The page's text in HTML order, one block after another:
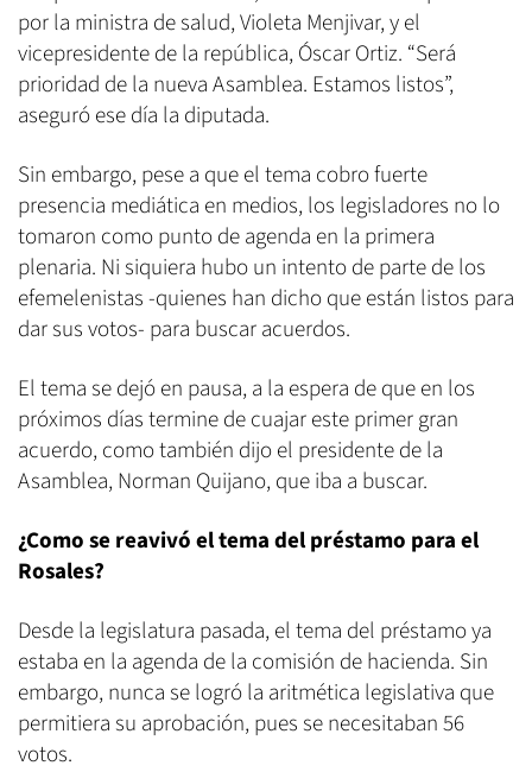
por la ministra de salud, Violeta Menjivar, y el
vicepresidente de la república, Óscar Ortiz. “Será
prioridad de la nueva Asamblea. Estamos listos”,
aseguró ese día la diputada.
Sin embargo, pese a que el tema cobro fuerte
presencia mediática en medios, los legisladores no lo
tomaron como punto de agenda en la primera
plenaria. Ni siquiera hubo un intento de parte de los
efemelenistas -quienes han dicho que están listos para
dar sus votos- para buscar acuerdos.
El tema se dejó en pausa, a la espera de que en los
próximos días termine de cuajar este primer gran
acuerdo, como también dijo el presidente de la
Asamblea, Norman Quijano, que iba a buscar.
¿Como se reavivó el tema del préstamo para el
Rosales?
Desde la legislatura pasada, el tema del préstamo ya
estaba en la agenda de la comisión de hacienda. Sin
embargo, nunca se logró la aritmética legislativa que
permitiera su aprobación, pues se necesitaban 56
votos.